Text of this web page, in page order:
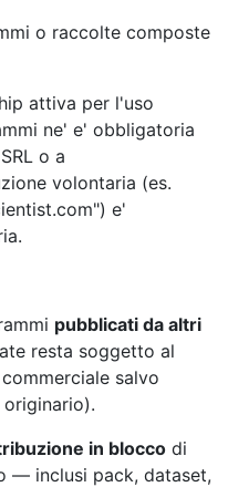
o raccolte composte
attiva per l'uso
ne' e' obbligatoria
o a
volontaria (es.
e'
pubblicati da altri
resta soggetto al
salvo
in blocco di
— inclusi pack, dataset,